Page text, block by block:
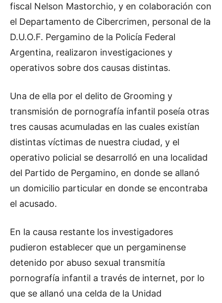
fiscal Nelson Mastorchio, y en colaboración con
el Departamento de Cibercrimen, personal de la
D.U.O.F. Pergamino de la Policía Federal
Argentina, realizaron investigaciones y
operativos sobre dos causas distintas.
Una de ella por el delito de Grooming y
transmisión de pornografía infantil poseía otras
tres causas acumuladas en las cuales existían
distintas víctimas de nuestra ciudad, y el
operativo policial se desarrolló en una localidad
del Partido de Pergamino, en donde se allanó
un domicilio particular en donde se encontraba
el acusado.
En la causa restante los investigadores
pudieron establecer que un pergaminense
detenido por abuso sexual transmitía
pornografía infantil a través de internet, por lo
que se allanó una celda de la Unidad